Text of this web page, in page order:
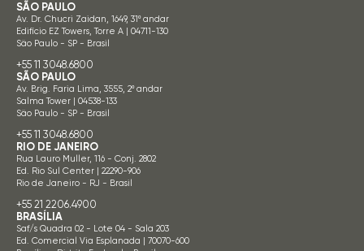
SÃO PAULO
Av. Dr. Chucri Zaidan, 1649, 31º andar
Edifício EZ Towers, Torre A | 04711-130
São Paulo - SP - Brasil
+55 11 3048.6800
SÃO PAULO
Av. Brig. Faria Lima, 3555, 2º andar
Salma Tower | 04538-133
São Paulo - SP - Brasil
+55 11 3048.6800
RIO DE JANEIRO
Rua Lauro Muller, 116 - Conj. 2802
Ed. Rio Sul Center | 22290-906
Rio de Janeiro - RJ - Brasil
+55 21 2206.4900
BRASÍLIA
Saf/s Quadra 02 - Lote 04 - Sala 203
Ed. Comercial Via Esplanada | 70070-600